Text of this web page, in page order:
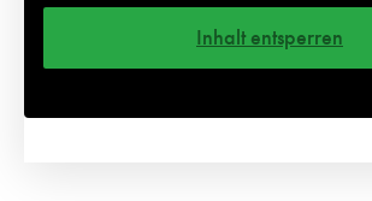
Inhalt entsperren